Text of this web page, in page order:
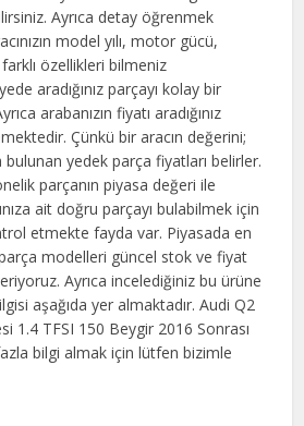
Ayrıca detay öğrenmek
model yılı, motor gücü,
özellikleri bilmeniz
aradığınız parçayı kolay bir
arabanızın fiyatı aradığınız
Çünkü bir aracın değerini;
yedek parça fiyatları belirler.
parçanın piyasa değeri ile
ait doğru parçayı bulabilmek için
etmekte fayda var. Piyasada en
modelleri güncel stok ve fiyat
Ayrıca incelediğiniz bu ürüne
aşağıda yer almaktadır. Audi Q2
1.4 TFSI 150 Beygir 2016 Sonrası
bilgi almak için lütfen bizimle